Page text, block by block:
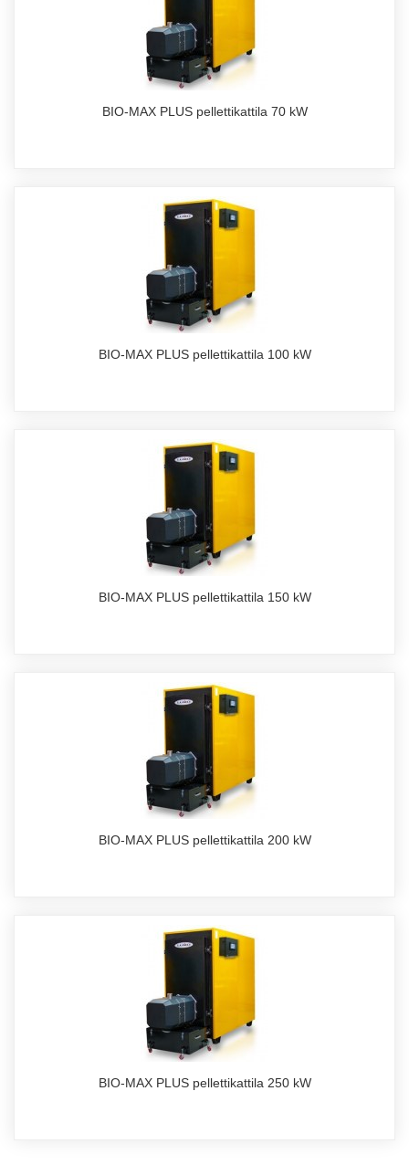
BIO-MAX PLUS pellettikattila 70 kW
BIO-MAX PLUS pellettikattila 100 kW
BIO-MAX PLUS pellettikattila 150 kW
BIO-MAX PLUS pellettikattila 200 kW
BIO-MAX PLUS pellettikattila 250 kW